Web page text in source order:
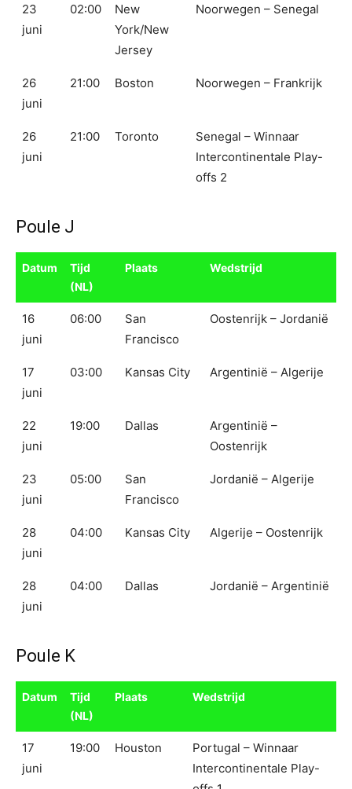
23
juni
02:00
New
York/New
Jersey
Noorwegen – Senegal
26
juni
21:00 Boston Noorwegen – Frankrijk
26
juni
21:00 Toronto
Senegal – Winnaar
Intercontinentale Play-
offs 2
Poule J
Datum
Tijd
(NL)
Plaats Wedstrijd
16
juni
06:00
San
Francisco
Oostenrijk – Jordanië
17
juni
03:00 Kansas City Argentinië – Algerije
22
juni
19:00 Dallas
Argentinië –
Oostenrijk
23
juni
05:00
San
Francisco
Jordanië – Algerije
28
juni
04:00 Kansas City Algerije – Oostenrijk
28
juni
04:00 Dallas Jordanië – Argentinië
Poule K
Datum
Tijd
(NL)
Plaats Wedstrijd
17
juni
19:00 Houston
Portugal – Winnaar
Intercontinentale Play-